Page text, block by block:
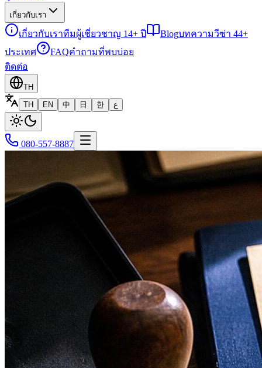
เกี่ยวกับเรา
เกี่ยวกับเราทีมผู้เชี่ยวชาญ 14+ ปี Blogบทความวีซ่า 44+
ประเทศ
FAQคำถามที่พบบ่อย
ติดต่อ
TH
TH
EN 中 日 한 ع
080-557-8887